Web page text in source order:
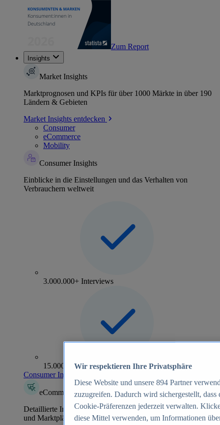
Zum Report
Insights
Market Insights
Marktprognosen und KPIs für über 1000 Märkte in über 190
Ländern & Gebieten
Market Insights entdecken
Consumer
eCommerce
Mobility
Consumer Insights
Einblicke in die Einstellungen und das Verhalten von
Verbrauchern weltweit
3.000.000+ Interviews
15.000+ Marken
Consumer Insights entdecken
eCommerce Insights
Detaillierte Informationen zu mehr als 39.000 Online-Shops
und Marktplätzen
Wir respektieren Ihre Privatsphäre
Diese Website und unsere 894 Partner
zuzugreifen. Dadurch wird sichergestellt,
Cookie-Präferenzen jederzeit verwalten.
diese Mittel verwenden, um Informationen